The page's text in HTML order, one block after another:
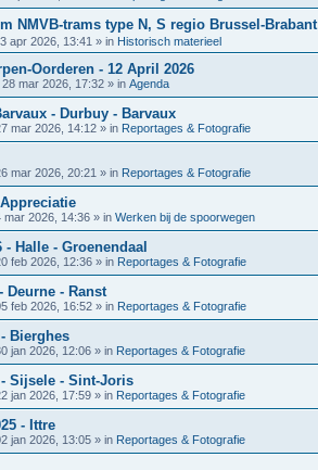
NMVB-trams type N, S regio Brussel-Brabant
apr 2026, 13:41 » in Historisch materieel
Oorderen - 12 April 2026
28 mar 2026, 17:32 » in Agenda
- Durbuy - Barvaux
mar 2026, 14:12 » in Reportages & Fotografie
mar 2026, 20:21 » in Reportages & Fotografie
mar 2026, 14:36 » in Werken bij de spoorwegen
- Halle - Groenendaal
feb 2026, 12:36 » in Reportages & Fotografie
Deurne - Ranst
feb 2026, 16:52 » in Reportages & Fotografie
Bierghes
jan 2026, 12:06 » in Reportages & Fotografie
Sijsele - Sint-Joris
jan 2026, 17:59 » in Reportages & Fotografie
- Ittre
jan 2026, 13:05 » in Reportages & Fotografie